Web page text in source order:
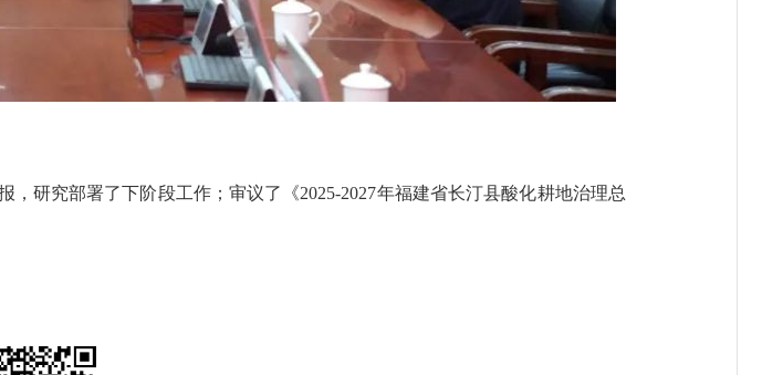
研究部署了下阶段工作；审议了《2025-2027年福建省长汀县酸化耕地治理总